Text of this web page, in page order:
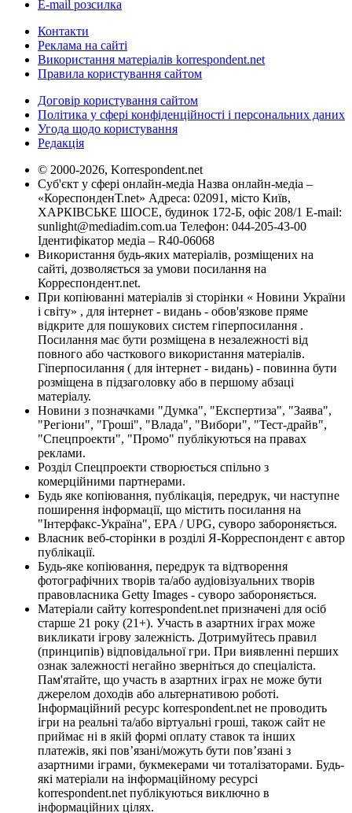
E-mail розсилка
Контакти
Реклама на сайті
Використання матеріалів korrespondent.net
Правила користування сайтом
Договір користування сайтом
Політика у сфері конфіденційності і персональних даних
Угода щодо користування
Редакція
© 2000-2026, Korrespondent.net
Суб'єкт у сфері онлайн-медіа Назва онлайн-медіа –
«КореспонденТ.net» Адреса: 02091, місто Київ,
ХАРКІВСЬКЕ ШОСЕ, будинок 172-Б, офіс 208/1 E-mail:
sunlight@mediadim.com.ua Телефон: 044-205-43-00
Ідентифікатор медіа – R40-06068
Використання будь-яких матеріалів, розміщених на
сайті, дозволяється за умови посилання на
Корреспондент.net.
При копіюванні матеріалів зі сторінки « Новини України
і світу» , для інтернет - видань - обов'язкове пряме
відкрите для пошукових систем гіперпосилання .
Посилання має бути розміщена в незалежності від
повного або часткового використання матеріалів.
Гіперпосилання ( для інтернет - видань) - повинна бути
розміщена в підзаголовку або в першому абзаці
матеріалу.
Новини з позначками "Думка", "Експертиза", "Заява",
"Регіони", "Гроші", "Влада", "Вибори", "Тест-драйв",
"Спецпроекти", "Промо" публікуються на правах
реклами.
Розділ Спецпроекти створюється спільно з
комерційними партнерами.
Будь яке копіювання, публікація, передрук, чи наступне
поширення інформації, що містить посилання на
"Інтерфакс-Україна", EPA / UPG, суворо забороняється.
Власник веб-сторінки в розділі Я-Корреспондент є автор
публікації.
Будь-яке копіювання, передрук та відтворення
фотографічних творів та/або аудіовізуальних творів
правовласника Getty Images - суворо забороняється.
Матеріали сайту korrespondent.net призначені для осіб
старше 21 року (21+). Участь в азартних іграх може
викликати ігрову залежність. Дотримуйтесь правил
(принципів) відповідальної гри. При виявленні перших
ознак залежності негайно зверніться до спеціаліста.
Пам'ятайте, що участь в азартних іграх не може бути
джерелом доходів або альтернативою роботі.
Інформаційний ресурс korrespondent.net не проводить
ігри на реальні та/або віртуальні гроші, також сайт не
приймає ні в якій формі оплату ставок та інших
платежів, які пов’язані/можуть бути пов’язані з
азартними іграми, букмекерами чи тоталізаторами. Будь-
які матеріали на інформаційному ресурсі
korrespondent.net публікуються виключно в
інформаційних цілях.